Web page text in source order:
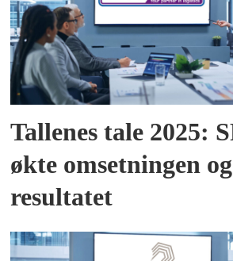
Tallenes tale 2025:
økte omsetningen
resultatet